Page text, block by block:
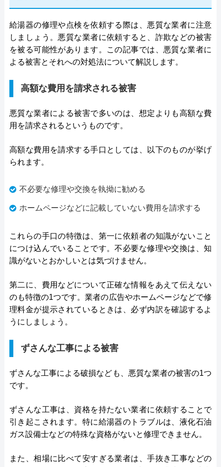
給湯器の修理や点検を依頼する際は、悪質な業者に注意
しましょう。悪質な業者に依頼すると、詐欺などの被害
を被る可能性があります。この記事では、悪質な業者に
よる被害とそれへの対処法について解説します。
高額な費用を請求される被害
悪質な業者による被害で多いのは、想定よりも高額な費
用を請求されるというものです。
高額な費用を請求する手口としては、以下のものが挙げ
られます。
不必要な修理や交換を執拗に勧める
ホームページなどに記載していない費用を請求する
これらの手口の特徴は、第一に依頼者の知識がないこと
につけ込んでいることです。不必要な修理や交換は、知
識がないとおかしいとは気づけません。
第二に、費用などについて正確な情報をあえて伝えない
のも特徴の1つです。業者の広告やホームページなどで修
理料金が提示されているときは、必ず内訳を確認するよ
うにしましょう。
ずさんな工事による被害
ずさんな工事による破損なども、悪質な業者の被害の1つ
です。
ずさんな工事は、資格を持たない業者に依頼することで
引き起こされます。特に給湯器のトラブルは、液化石油
ガス設備士などの特殊な資格がないと修理できません。
また、相場に比べて安すぎる業者は、手抜き工事などの